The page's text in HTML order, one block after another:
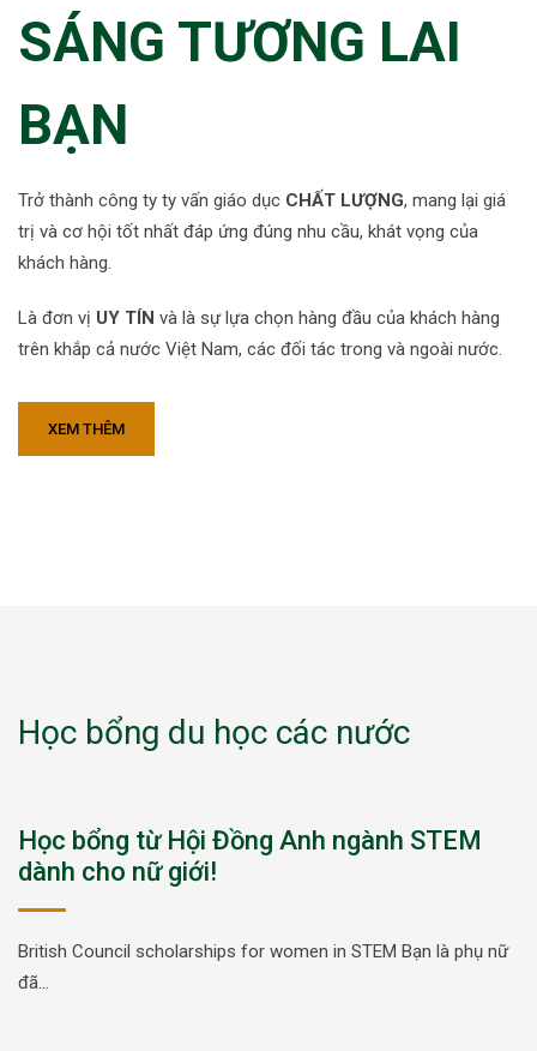
SÁNG TƯƠNG LAI
BẠN
Trở thành công ty ty vấn giáo dục CHẤT LƯỢNG, mang lại giá
trị và cơ hội tốt nhất đáp ứng đúng nhu cầu, khát vọng của
khách hàng.
Là đơn vị UY TÍN và là sự lựa chọn hàng đầu của khách hàng
trên khắp cả nước Việt Nam, các đối tác trong và ngoài nước.
XEM THÊM
Học bổng du học các nước
Học bổng từ Hội Đồng Anh ngành STEM
dành cho nữ giới!
British Council scholarships for women in STEM Bạn là phụ nữ
đã…